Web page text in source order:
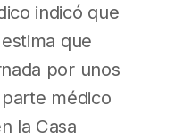
indicó que
que
por unos
médico
la Casa